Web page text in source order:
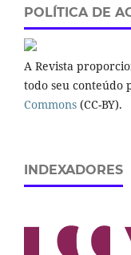
POLÍTICA DE
A Revista
todo seu conteúdo
Commons (CC-BY).
INDEXADORES